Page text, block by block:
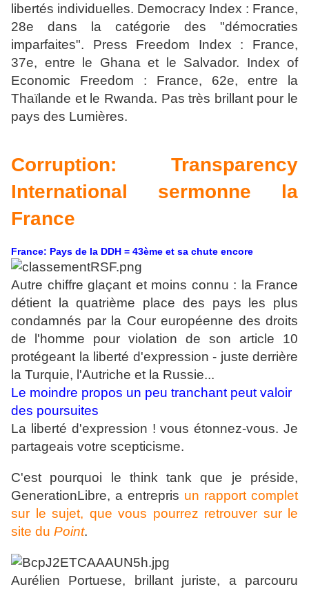
libertés individuelles. Democracy Index : France,
28e dans la catégorie des "démocraties
imparfaites". Press Freedom Index : France,
37e, entre le Ghana et le Salvador. Index of
Economic Freedom : France, 62e, entre la
Thaïlande et le Rwanda. Pas très brillant pour le
pays des Lumières.
Corruption: Transparency
International sermonne la
France
France: Pays de la DDH = 43ème et sa chute encore
Autre chiffre glaçant et moins connu : la France
détient la quatrième place des pays les plus
condamnés par la Cour européenne des droits
de l'homme pour violation de son article 10
protégeant la liberté d'expression - juste derrière
la Turquie, l'Autriche et la Russie...
Le moindre propos un peu tranchant peut valoir
des poursuites
La liberté d'expression ! vous étonnez-vous. Je
partageais votre scepticisme.
C'est pourquoi le think tank que je préside,
GenerationLibre, a entrepris un rapport complet
sur le sujet, que vous pourrez retrouver sur le
site du Point.
Aurélien Portuese, brillant juriste, a parcouru